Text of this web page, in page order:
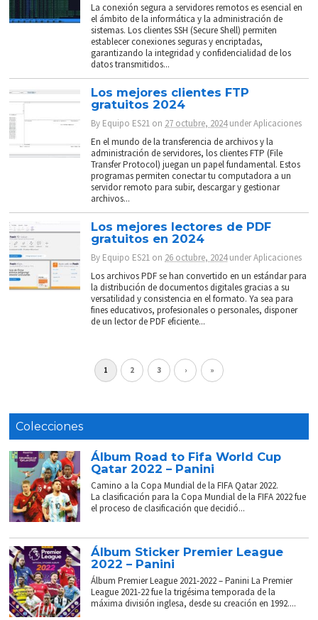
La conexión segura a servidores remotos es esencial en
el ámbito de la informática y la administración de
sistemas. Los clientes SSH (Secure Shell) permiten
establecer conexiones seguras y encriptadas,
garantizando la integridad y confidencialidad de los
datos transmitidos...
Los mejores clientes FTP
gratuitos 2024
By Equipo ES21 on 27 octubre, 2024 underAplicaciones
En el mundo de la transferencia de archivos y la
administración de servidores, los clientes FTP (File
Transfer Protocol) juegan un papel fundamental. Estos
programas permiten conectar tu computadora a un
servidor remoto para subir, descargar y gestionar
archivos...
Los mejores lectores de PDF
gratuitos en 2024
By Equipo ES21 on 26 octubre, 2024 underAplicaciones
Los archivos PDF se han convertido en un estándar para
la distribución de documentos digitales gracias a su
versatilidad y consistencia en el formato. Ya sea para
fines educativos, profesionales o personales, disponer
de un lector de PDF eficiente...
1 2 3 › »
Colecciones
Álbum Road to Fifa World Cup
Qatar 2022 – Panini
Camino a la Copa Mundial de la FIFA Qatar 2022.
La clasificación para la Copa Mundial de la FIFA 2022 fue
el proceso de clasificación que decidió...
Álbum Sticker Premier League
2022 – Panini
Álbum Premier League 2021-2022 – Panini La Premier
League 2021-22 fue la trigésima temporada de la
máxima división inglesa, desde su creación en 1992....